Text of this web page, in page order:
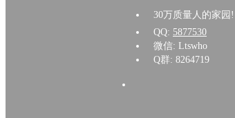
30万质量人的家园!
QQ: 5877530
微信: Ltswho
Q群: 8264719